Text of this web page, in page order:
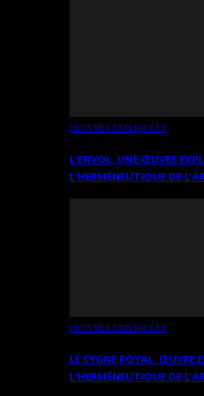
OEUVRES EXPLIQUÉES
L’ENVOL, UNE ŒUVRE
L’HERMÉNEUTIQUE DE
OEUVRES EXPLIQUÉES
LE CYGNE ROYAL. ŒUVRE
L’HERMÉNEUTIQUE DE